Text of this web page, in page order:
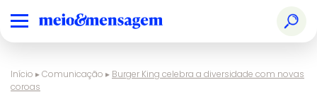
Início ▸Comunicação ▸ Burger King celebra a diversidade com novas
coroas